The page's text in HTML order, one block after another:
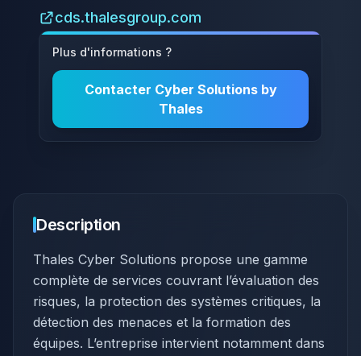
cds.thalesgroup.com
Plus d'informations ?
Contacter Cyber Solutions by
Thales
Description
Thales Cyber Solutions propose une gamme
complète de services couvrant l’évaluation des
risques, la protection des systèmes critiques, la
détection des menaces et la formation des
équipes. L’entreprise intervient notamment dans